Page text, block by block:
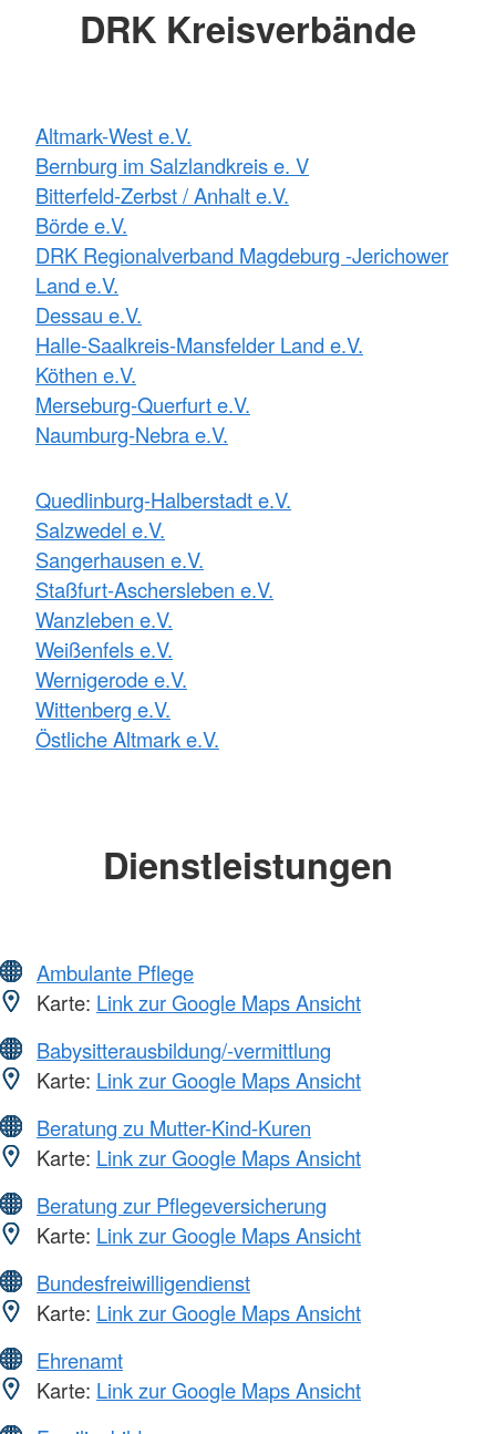
DRK Kreisverbände
Altmark-West e.V.
Bernburg im Salzlandkreis e. V
Bitterfeld-Zerbst / Anhalt e.V.
Börde e.V.
DRK Regionalverband Magdeburg -Jerichower
Land e.V.
Dessau e.V.
Halle-Saalkreis-Mansfelder Land e.V.
Köthen e.V.
Merseburg-Querfurt e.V.
Naumburg-Nebra e.V.
Quedlinburg-Halberstadt e.V.
Salzwedel e.V.
Sangerhausen e.V.
Staßfurt-Aschersleben e.V.
Wanzleben e.V.
Weißenfels e.V.
Wernigerode e.V.
Wittenberg e.V.
Östliche Altmark e.V.
Dienstleistungen
Ambulante Pflege
Karte: Link zur Google Maps Ansicht
Babysitterausbildung/-vermittlung
Karte: Link zur Google Maps Ansicht
Beratung zu Mutter-Kind-Kuren
Karte: Link zur Google Maps Ansicht
Beratung zur Pflegeversicherung
Karte: Link zur Google Maps Ansicht
Bundesfreiwilligendienst
Karte: Link zur Google Maps Ansicht
Ehrenamt
Karte: Link zur Google Maps Ansicht